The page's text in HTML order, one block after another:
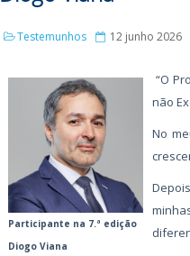
Testemunhos 12 junho 2026
Participante na 7.ª edição
Diogo Viana
“O
não
No